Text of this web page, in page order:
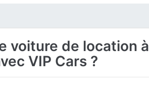
voiture de location à
VIP Cars ?